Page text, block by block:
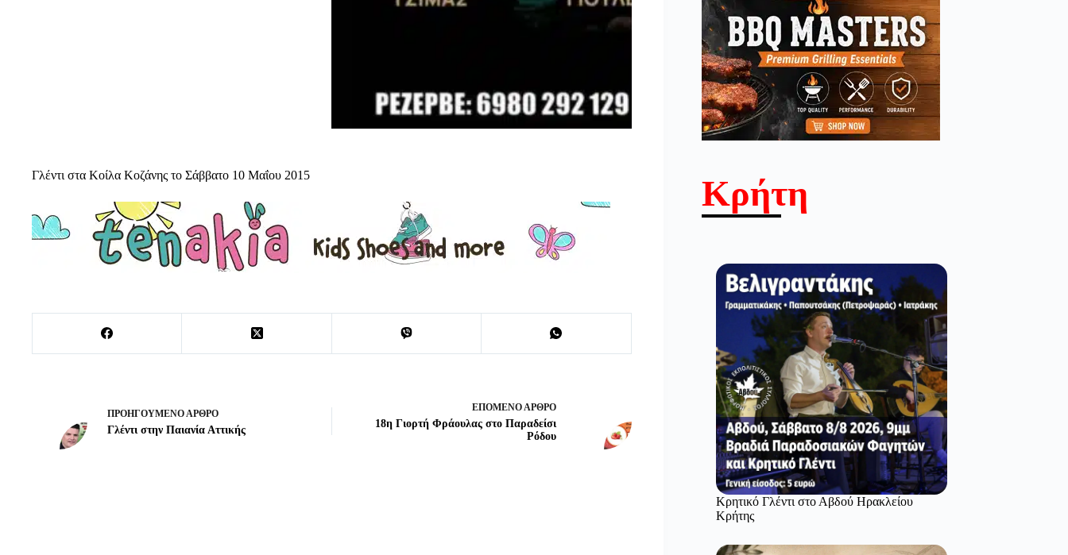
Γλέντι στα Κοίλα Κοζάνης το Σάββατο 10 Μαΐου 2015
ΠΡΟΗΓΟΎΜΕΝΟΆΡΘΡΟ
Γλέντι στην Παιανία Αττικής
ΕΠΌΜΕΝΟΆΡΘΡΟ
18η Γιορτή Φράουλας στο Παραδείσι
Ρόδου
Κρήτη
Κρητικό Γλέντι στο Αβδού Ηρακλείου
Κρήτης